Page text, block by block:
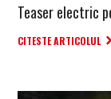
Teaser electric
CITESTE ARTICOLUL